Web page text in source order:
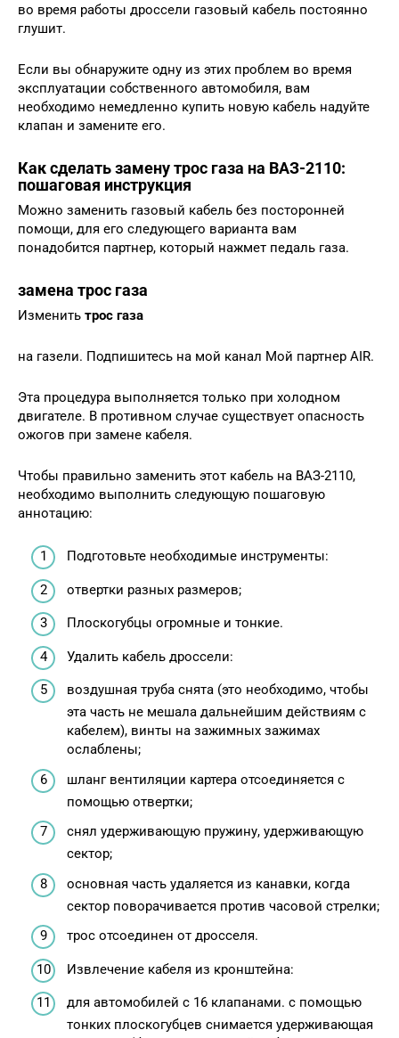
во время работы дроссели газовый кабель постоянно
глушит.
Если вы обнаружите одну из этих проблем во время
эксплуатации собственного автомобиля, вам
необходимо немедленно купить новую кабель надуйте
клапан и замените его.
Как сделать замену трос газа на ВАЗ-2110:
пошаговая инструкция
Можно заменить газовый кабель без посторонней
помощи, для его следующего варианта вам
понадобится партнер, который нажмет педаль газа.
замена трос газа
Изменить трос газа
на газели. Подпишитесь на мой канал Мой партнер AIR.
Эта процедура выполняется только при холодном
двигателе. В противном случае существует опасность
ожогов при замене кабеля.
Чтобы правильно заменить этот кабель на ВАЗ-2110,
необходимо выполнить следующую пошаговую
аннотацию:
Подготовьте необходимые инструменты:
отвертки разных размеров;
Плоскогубцы огромные и тонкие.
Удалить кабель дроссели:
воздушная труба снята (это необходимо, чтобы
эта часть не мешала дальнейшим действиям с
кабелем), винты на зажимных зажимах
ослаблены;
шланг вентиляции картера отсоединяется с
помощью отвертки;
снял удерживающую пружину, удерживающую
сектор;
основная часть удаляется из канавки, когда
сектор поворачивается против часовой стрелки;
трос отсоединен от дросселя.
Извлечение кабеля из кронштейна:
для автомобилей с 16 клапанами. с помощью
тонких плоскогубцев снимается удерживающая